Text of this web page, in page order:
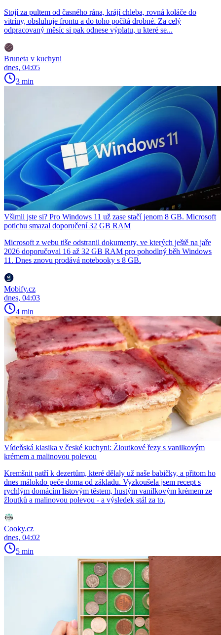
Stojí za pultem od časného rána, krájí chleba, rovná koláče do
vitríny, obsluhuje frontu a do toho počítá drobné. Za celý
odpracovaný měsíc si pak odnese výplatu, u které se...
Bruneta v kuchyni
dnes, 04:05
3 min
Všimli jste si? Pro Windows 11 už zase stačí jenom 8 GB. Microsoft
potichu smazal doporučení 32 GB RAM
Microsoft z webu tiše odstranil dokumenty, ve kterých ještě na jaře
2026 doporučoval 16 až 32 GB RAM pro pohodlný běh Windows
11. Dnes znovu prodává notebooky s 8 GB.
Mobify.cz
dnes, 04:03
4 min
Vídeňská klasika v české kuchyni: Žloutkové řezy s vanilkovým
krémem a malinovou polevou
Kremšnit patří k dezertům, které dělaly už naše babičky, a přitom ho
dnes málokdo peče doma od základu. Vyzkoušela jsem recept s
rychlým domácím listovým těstem, hustým vanilkovým krémem ze
žloutků a malinovou polevou - a výsledek stál za to.
Cooky.cz
dnes, 04:02
5 min